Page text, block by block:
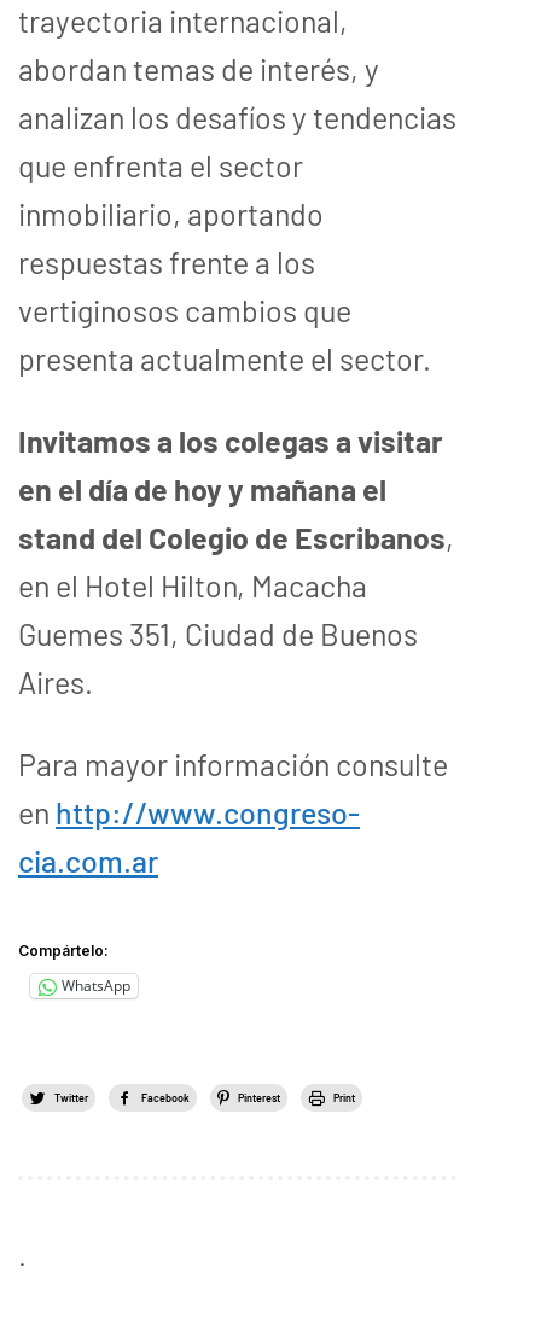
trayectoria internacional,
abordan temas de interés, y
analizan los desafíos y tendencias
que enfrenta el sector
inmobiliario, aportando
respuestas frente a los
vertiginosos cambios que
presenta actualmente el sector.
Invitamos a los colegas a visitar
en el día de hoy y mañana el
stand del Colegio de Escribanos,
en el Hotel Hilton, Macacha
Guemes 351, Ciudad de Buenos
Aires.
Para mayor información consulte
en http://www.congreso-
cia.com.ar
Compártelo:
WhatsApp
Twitter Facebook Pinterest Print
.